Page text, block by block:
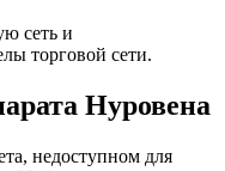
сеть и
торговой сети.
Нуровена
недоступном для